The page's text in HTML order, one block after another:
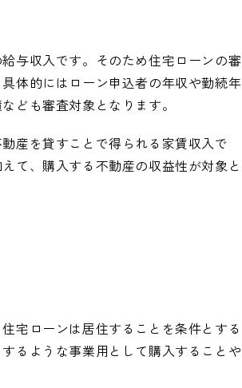
与収入です。そのため住宅ローンの審
体的にはローン申込者の年収や勤続年
ども審査対象となります。
産を貸すことで得られる家賃収入で
て、購入する不動産の収益性が対象と
宅ローンは居住することを条件とする
るような事業用として購入することや